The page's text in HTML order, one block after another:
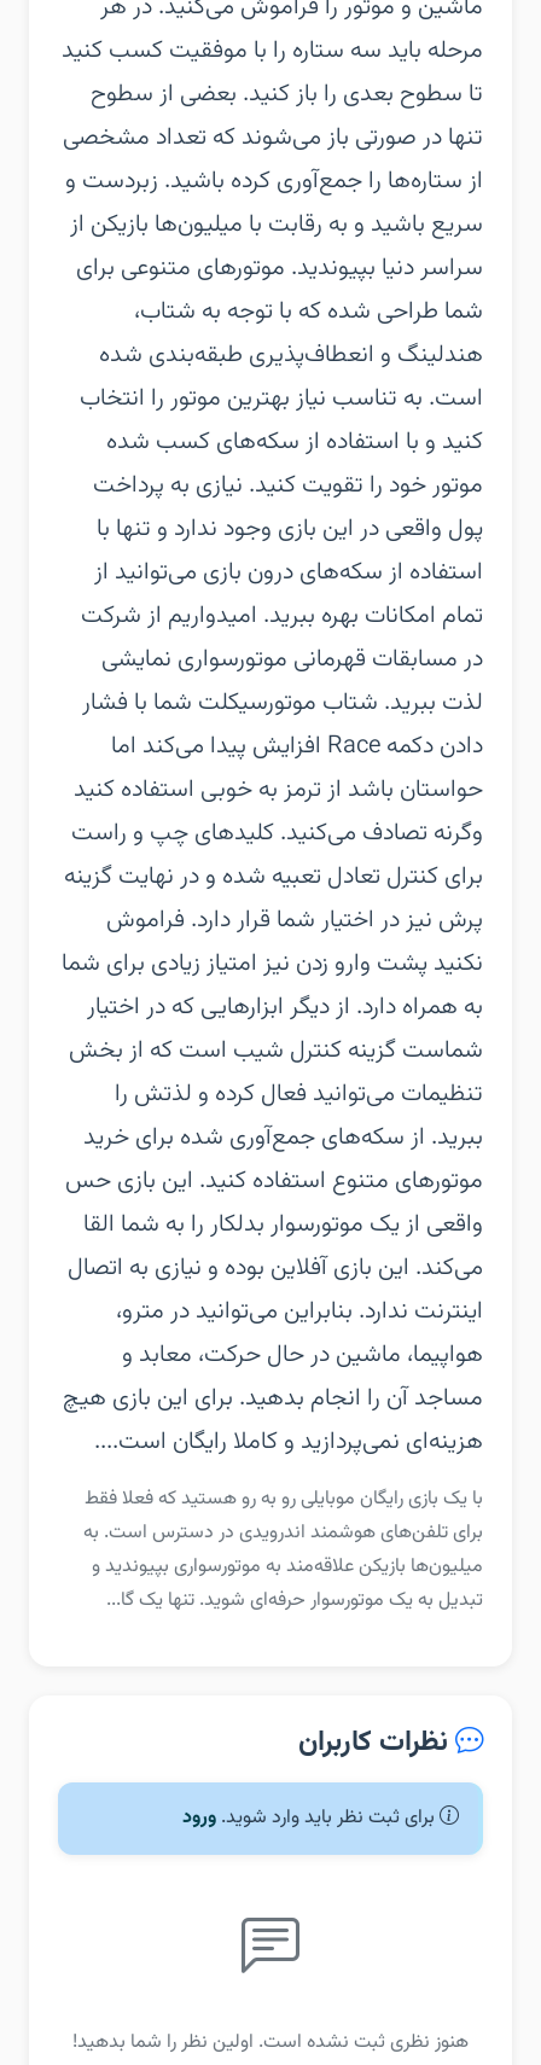
مرحله باید سه ستاره را با موفقیت کسب کنید
تا سطوح بعدی را باز کنید. بعضی از سطوح
تنها در صورتی باز می‌شوند که تعداد مشخصی
از ستاره‌ها را جمع‌آوری کرده باشید. زبردست و
سریع باشید و به رقابت با میلیون‌ها بازیکن از
سراسر دنیا بپیوندید. موتورهای متنوعی برای
شما طراحی شده که با توجه به شتاب،
هندلینگ و انعطاف‌پذیری طبقه‌بندی شده
است. به تناسب نیاز بهترین موتور را انتخاب
کنید و با استفاده از سکه‌های کسب شده
موتور خود را تقویت کنید. نیازی به پرداخت
پول واقعی در این بازی وجود ندارد و تنها با
استفاده از سکه‌های درون بازی می‌توانید از
تمام امکانات بهره ببرید. امیدواریم از شرکت
در مسابقات قهرمانی موتورسواری نمایشی
لذت ببرید.‏ شتاب موتورسیکلت شما با فشار
دادن دکمه Race افزایش پیدا می‌کند اما
حواستان باشد از ترمز به خوبی استفاده کنید
وگرنه تصادف می‌کنید. کلیدهای چپ و راست
برای کنترل تعادل تعبیه شده و در نهایت گزینه
پرش نیز در اختیار شما قرار دارد. فراموش
نکنید پشت وارو زدن نیز امتیاز زیادی برای شما
به همراه دارد.‏ از دیگر ابزارهایی که در اختیار
شماست گزینه کنترل شیب است که از بخش
تنظیمات می‌توانید فعال کرده و لذتش را
ببرید.‏ از سکه‌های جمع‌آوری شده برای خرید
موتورهای متنوع استفاده کنید. این بازی حس
واقعی از یک موتورسوار بدلکار را به شما القا
می‌کند.‏ این بازی آفلاین بوده و نیازی به اتصال
اینترنت ندارد. بنابراین می‌توانید در مترو،
هواپیما، ماشین در حال حرکت، معابد و
مساجد آن را انجام بدهید.‏ برای این بازی هیچ
هزینه‌ای نمی‌پردازید و کاملا رایگان است....
‏‏با یک بازی رایگان موبایلی رو به رو هستید که فعلا فقط
برای تلفن‌های هوشمند اندرویدی در دسترس است. به
میلیون‌ها بازیکن علاقه‌مند به موتورسواری بپیوندید و
تبدیل به یک موتورسوار حرفه‌ای شوید. تنها یک گا...
نظرات کاربران
برای ثبت نظر باید وارد شوید. ورود
هنوز نظری ثبت نشده است. اولین نظر را شما بدهید!